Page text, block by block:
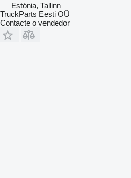
Estónia, Tallinn
TruckParts Eesti OÜ
Contacte o vendedor